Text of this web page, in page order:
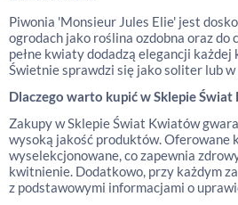
Piwonia 'Monsieur Jules Elie' jest
ogrodach jako roślina ozdobna oraz do
pełne kwiaty dodadzą elegancji
Świetnie sprawdzi się jako soliter lub
Dlaczego warto kupić w Sklepie Świat
Zakupy w Sklepie Świat Kwiatów
wysoką jakość produktów. Oferowane
wyselekcjonowane, co zapewnia
kwitnienie. Dodatkowo, przy każdym
z podstawowymi informacjami o